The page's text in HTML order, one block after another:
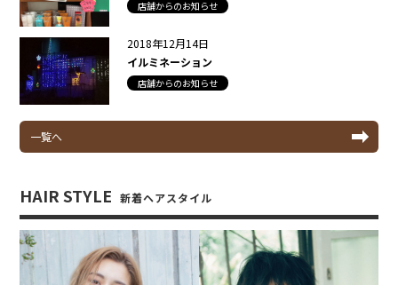
一覧へ
店舗からのお知らせ
2018年12月14日
イルミネーション
店舗からのお知らせ
HAIR STYLE 新着ヘアスタイル